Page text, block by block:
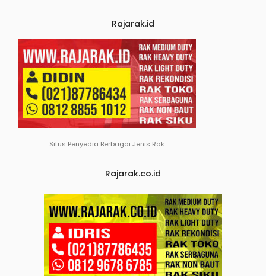
Rajarak.id
Situs Penyedia Berbagai Jenis Rak
Rajarak.co.id